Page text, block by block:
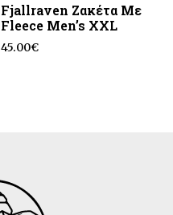
Fjallraven Ζακέτα Με
Fleece Men’s XXL
45.00€